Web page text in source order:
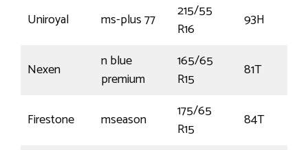
Uniroyal ms-plus 77
215/55
R16
93H
Nexen
n blue
premium
165/65
R15
81T
Firestone mseason
175/65
R15
84T